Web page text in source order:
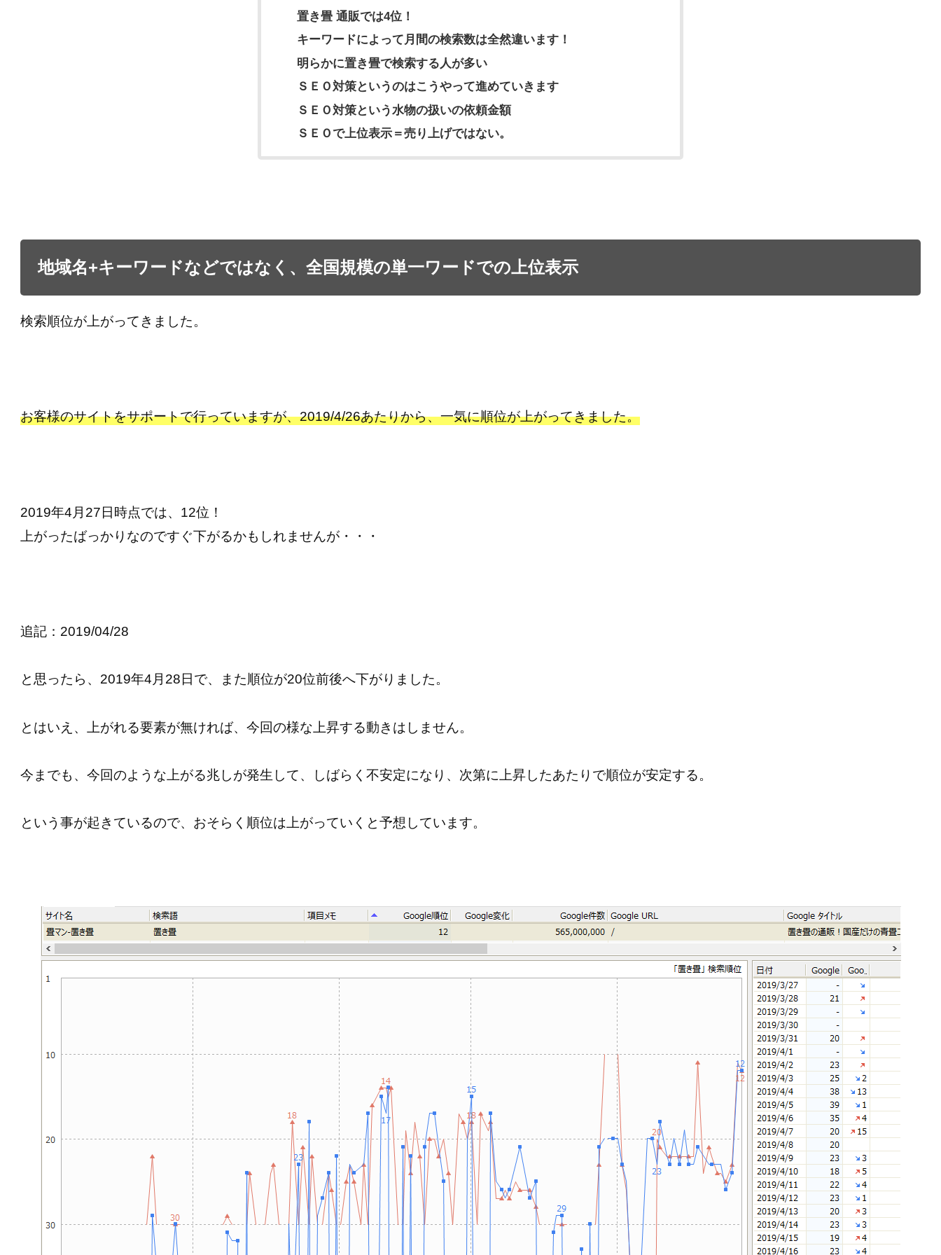
置き畳 通販では4位！
キーワードによって月間の検索数は全然違います！
明らかに置き畳で検索する人が多い
ＳＥＯ対策というのはこうやって進めていきます
ＳＥＯ対策という水物の扱いの依頼金額
ＳＥＯで上位表示＝売り上げではない。
地域名+キーワードなどではなく、全国規模の単一ワードでの上位表示
検索順位が上がってきました。
お客様のサイトをサポートで行っていますが、2019/4/26あたりから、一気に順位が上がってきました。
2019年4月27日時点では、12位！
上がったばっかりなのですぐ下がるかもしれませんが・・・
追記：2019/04/28
と思ったら、2019年4月28日で、また順位が20位前後へ下がりました。
とはいえ、上がれる要素が無ければ、今回の様な上昇する動きはしません。
今までも、今回のような上がる兆しが発生して、しばらく不安定になり、次第に上昇したあたりで順位が安定する。
という事が起きているので、おそらく順位は上がっていくと予想しています。